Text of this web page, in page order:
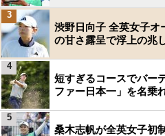
渋野日向子 全英女子
の甘さ露呈で浮上の兆
3
短すぎるコースでバー
ファー日本一」を名乗
4
桑木志帆が全英女子初
5